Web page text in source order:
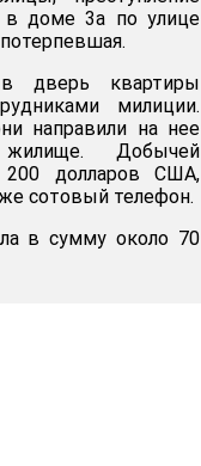
в доме 3а по улице
дверь квартиры
милиции.
направили на нее
Добычей
долларов США,
сотовый телефон.
в сумму около 70